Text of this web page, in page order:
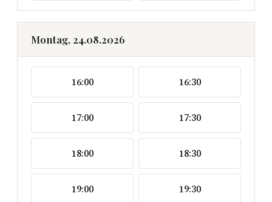
Montag, 24.08.2026
16:00 16:30
17:00 17:30
18:00 18:30
19:00 19:30